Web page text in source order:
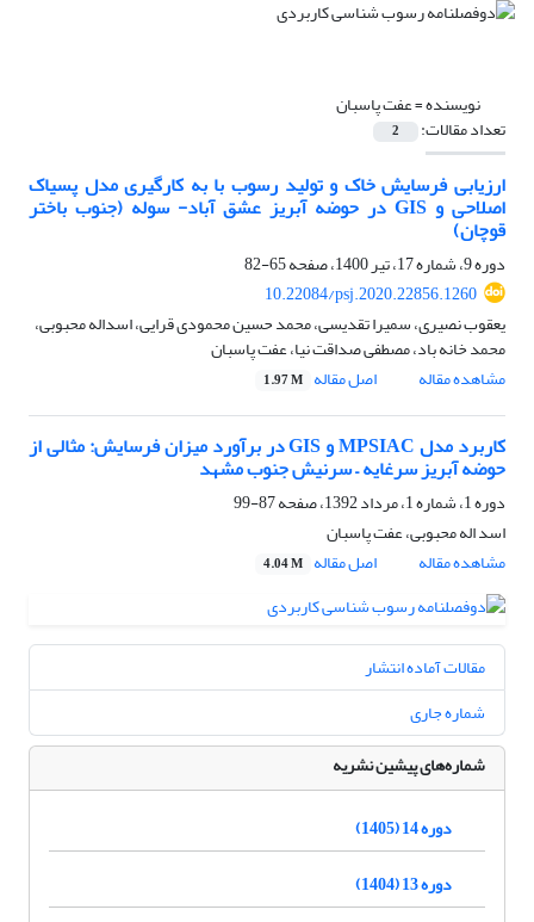
نویسنده =عفت پاسبان
تعداد مقالات: 2
ارزیابی فرسایش خاک و تولید رسوب با به کارگیری مدل پسیاک
اصلاحی و GIS در حوضه آبریز عشق آباد- سوله (جنوب باختر
قوچان)
دوره 9، شماره 17، تیر 1400، صفحه
65-82
10.22084/psj.2020.22856.1260
یعقوب نصیری، سمیرا تقدیسی، محمد حسین محمودی قرایی، اسداله محبوبی،
محمد خانه باد، مصطفی صداقت نیا، عفت پاسبان
مشاهده مقاله
اصل مقاله 1.97 M
کاربرد مدل MPSIAC و GIS در برآورد میزان فرسایش: مثالی از
حوضه آبریز سرغایه – سرنیش جنوب مشهد
دوره 1، شماره 1، مرداد 1392، صفحه
87-99
اسد اله محبوبی، عفت پاسبان
مشاهده مقاله
اصل مقاله 4.04 M
مقالات آماده انتشار
شماره جاری
شماره‌های پیشین نشریه
دوره 14 (1405)
دوره 13 (1404)